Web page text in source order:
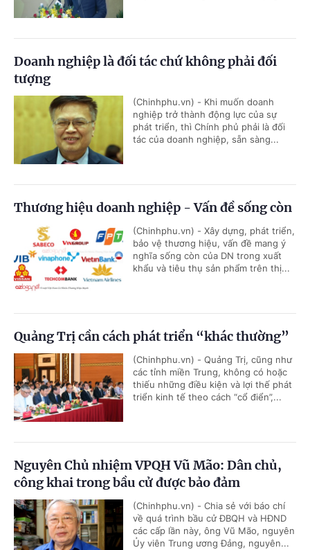
Doanh nghiệp là đối tác chứ không phải đối
tượng
(Chinhphu.vn) - Khi muốn doanh
nghiệp trở thành động lực của sự
phát triển, thì Chính phủ phải là đối
tác của doanh nghiệp, sẵn sàng...
Thương hiệu doanh nghiệp - Vấn đề sống còn
(Chinhphu.vn) - Xây dựng, phát triển,
bảo vệ thương hiệu, vấn đề mang ý
nghĩa sống còn của DN trong xuất
khẩu và tiêu thụ sản phẩm trên thị...
Quảng Trị cần cách phát triển “khác thường”
(Chinhphu.vn) - Quảng Trị, cũng như
các tỉnh miền Trung, không có hoặc
thiếu những điều kiện và lợi thế phát
triển kinh tế theo cách “cổ điển”,...
Nguyên Chủ nhiệm VPQH Vũ Mão: Dân chủ,
công khai trong bầu cử được bảo đảm
(Chinhphu.vn) - Chia sẻ với báo chí
về quá trình bầu cử ĐBQH và HĐND
các cấp lần này, ông Vũ Mão, nguyên
Ủy viên Trung ương Đảng, nguyên...